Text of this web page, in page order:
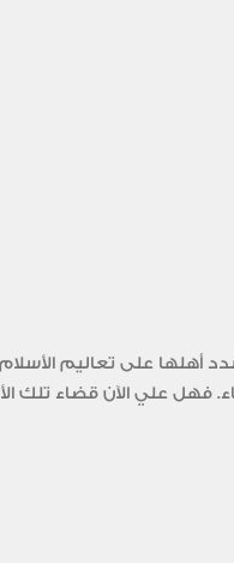
على تعاليم الأسلام,
علي الآن قضاء تلك